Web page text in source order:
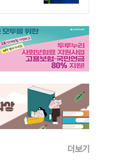
더보기